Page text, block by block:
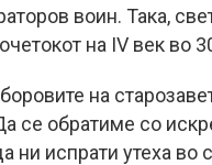
воин. Така,
на IV век во
на
се обратиме со
ни испрати утеха